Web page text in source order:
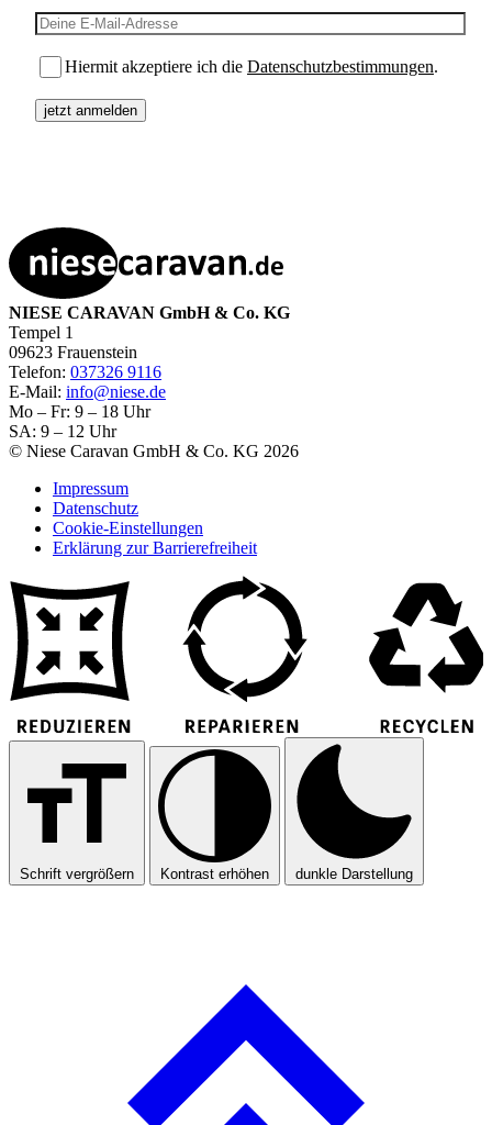
E-Mail-Adresse
Hiermit akzeptiere ich die Datenschutzbestimmungen.
NIESE CARAVAN GmbH & Co. KG
Tempel 1
09623 Frauenstein
Telefon: 037326 9116
E-Mail: info@niese.de
Mo – Fr: 9 – 18 Uhr
SA: 9 – 12 Uhr
© Niese Caravan GmbH & Co. KG 2026
Impressum
Datenschutz
Cookie-Einstellungen
Erklärung zur Barrierefreiheit
Schrift vergrößern Kontrast erhöhen dunkle Darstellung